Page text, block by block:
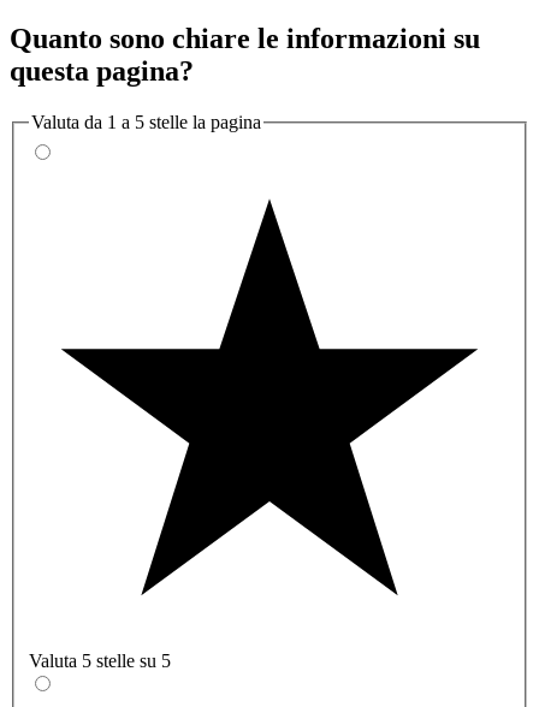
Quanto sono chiare le informazioni su
questa pagina?
Valuta da 1 a 5 stelle la pagina
Valuta 5 stelle su 5